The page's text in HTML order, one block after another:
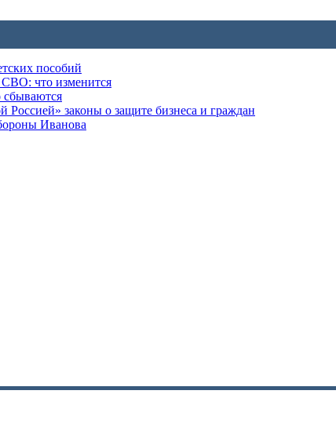
пособий
СВО: что изменится
сбываются
законы о защите бизнеса и граждан
Иванова